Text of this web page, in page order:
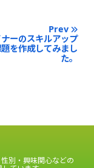
Prev
ーのスキルアップ
を作成してみまし
た。
別・興味関心などの